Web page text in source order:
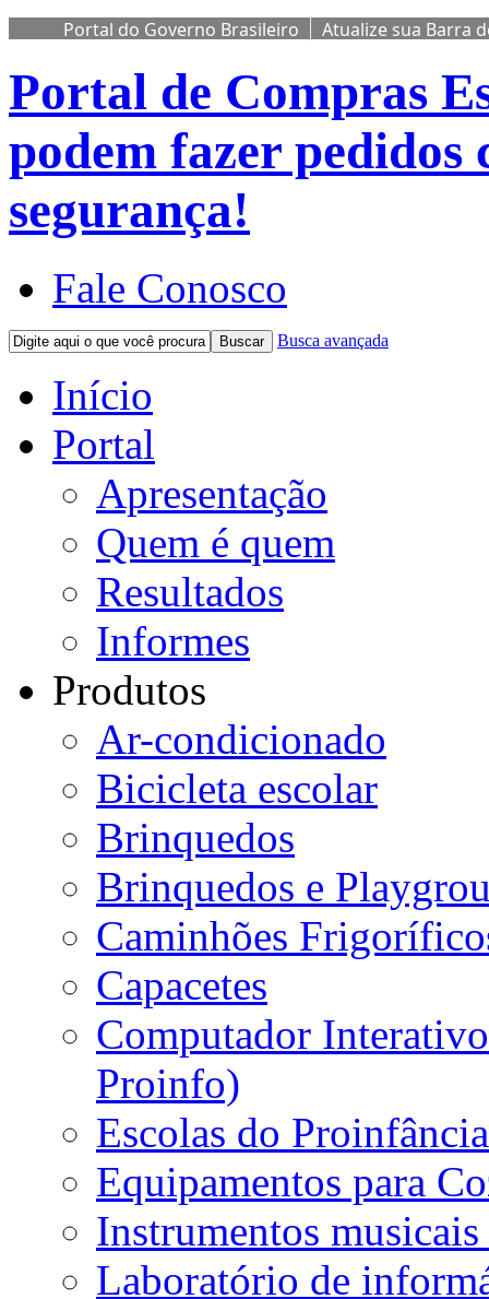
Portal do Governo Brasileiro Atualize sua Barra
Portal de Compras
podem fazer pedidos
segurança!
Fale Conosco
Buscar Busca avançada
Início
Portal
Apresentação
Quem é quem
Resultados
Informes
Produtos
Ar-condicionado
Bicicleta escolar
Brinquedos
Brinquedos e
Caminhões
Capacetes
Computador
Proinfo)
Escolas do
Equipamentos para
Instrumentos
Laboratório de